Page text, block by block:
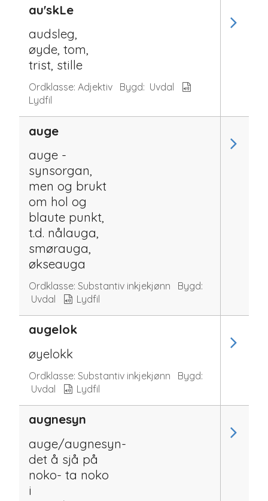
au'skLe
audsleg,
øyde, tom,
trist, stille
Ordklasse: Adjektiv Bygd: Uvdal
Lydfil
auge
auge -
synsorgan,
men og brukt
om hol og
blaute punkt,
t.d. nålauga,
smørauga,
økseauga
Ordklasse: Substantiv inkjekjønn
Bygd:
Uvdal
Lydfil
augelok
øyelokk
Ordklasse: Substantiv inkjekjønn
Bygd:
Uvdal
Lydfil
augnesyn
auge/augnesyn-
det å sjå på
noko- ta noko
i